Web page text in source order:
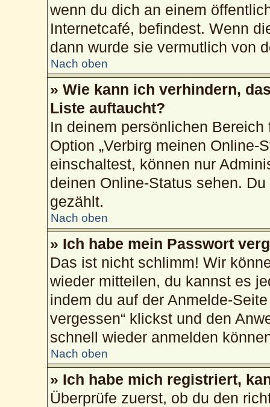
wenn du dich an einem
Internetcafé, befindest. Wenn
dann wurde sie vermutlich von
Nach oben
» Wie kann ich verhindern,
Liste auftaucht?
In deinem persönlichen
Option „Verbirg meinen Online-
einschaltest, können nur
deinen Online-Status sehen.
gezählt.
Nach oben
» Ich habe mein Passwort
Das ist nicht schlimm! Wir
wieder mitteilen, du kannst es
indem du auf der Anmelde-
vergessen“ klickst und den
schnell wieder anmelden
Nach oben
» Ich habe mich registriert,
Überprüfe zuerst, ob du den